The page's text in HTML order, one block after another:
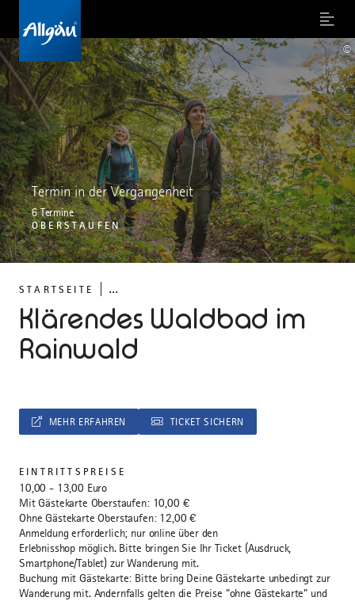
Menu
STARTSEITE ...
Klärendes Waldbad im
Rainwald
Termin in der Vergangenheit
6 Termine
OBERSTAUFEN
©
MEHR ERFAHREN TICKET SICHERN
EINTRITTSPREISE
10,00 - 13,00 Euro
Mit Gästekarte Oberstaufen: 10,00 €
Ohne Gästekarte Oberstaufen: 12,00 €
Anmeldung erforderlich; nur online über den
Erlebnisshop möglich. Bitte bringen Sie Ihr Ticket (Ausdruck,
Smartphone/Tablet) zur Wanderung mit.
Buchung mit Gästekarte: Bitte bring Deine Gästekarte unbedingt zur
Wanderung mit. Andernfalls gelten die Preise "ohne Gästekarte" und